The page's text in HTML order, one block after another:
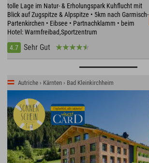
tolle Lage im Natur- & Erholungspark Kuhflucht mit
Blick auf Zugspitze & Alpspitze • 5km nach Garmisch-
Partenkirchen • Eibsee • Partnachklamm • beim
Hotel: Warmfreibad,Sportzentrum
4.7
Sehr Gut
Autriche › Kärnten › Bad Kleinkirchheim